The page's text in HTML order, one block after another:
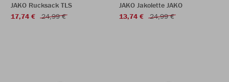
JAKO Rucksack TLS
17,74 €
24,99 €
JAKO Jakolette JAKO
13,74 €
24,99 €